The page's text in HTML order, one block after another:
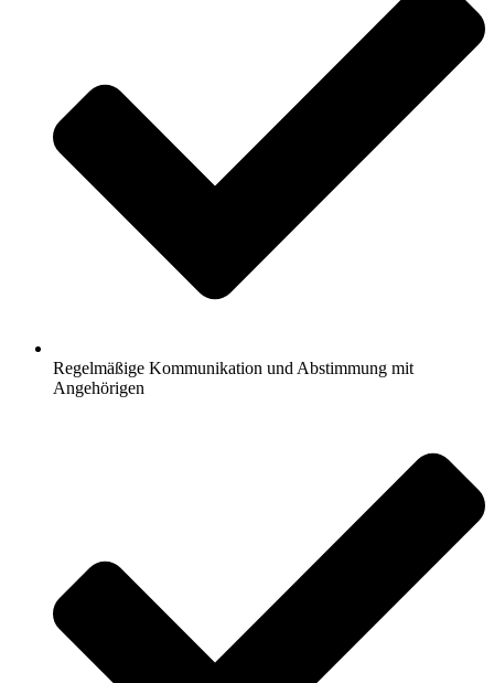
Regelmäßige Kommunikation und Abstimmung mit
Angehörigen